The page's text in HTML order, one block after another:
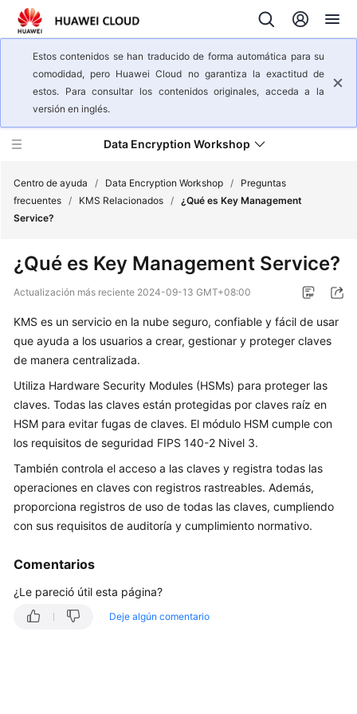
Estos contenidos se han traducido de forma automática para su
comodidad, pero Huawei Cloud no garantiza la exactitud de
estos. Para consultar los contenidos originales, acceda a la
versión en inglés.
Data Encryption Workshop
del
servicio
Guía
del
usuario
Prácticas
recomendadas
Referencia
de
la
Preguntas
frecuentes
Centro de ayuda / Data Encryption Workshop /
Preguntas
frecuentes / KMS Relacionados / ¿Qué es Key Management
Service?
¿Qué es Key Management Service?
Actualización más reciente 2024-09-13 GMT+08:00
KMS es un servicio en la nube seguro, confiable y fácil de usar
que ayuda a los usuarios a crear, gestionar y proteger claves
de manera centralizada.
Utiliza Hardware Security Modules (HSMs) para proteger las
claves. Todas las claves están protegidas por claves raíz en
HSM para evitar fugas de claves. El módulo HSM cumple con
los requisitos de seguridad FIPS 140-2 Nivel 3.
También controla el acceso a las claves y registra todas las
operaciones en claves con registros rastreables. Además,
proporciona registros de uso de todas las claves, cumpliendo
con sus requisitos de auditoría y cumplimiento normativo.
Comentarios
¿Le pareció útil esta página?
Deje algún comentario